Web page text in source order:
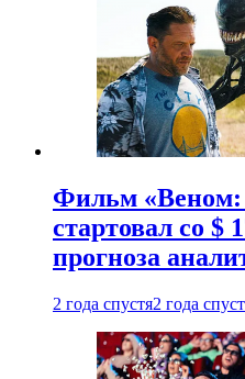
Фильм «Веном:
стартовал со
прогноза
2 года спустя2 года